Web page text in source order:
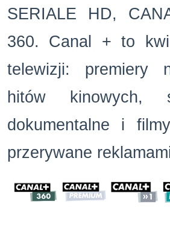
SERIALE HD,
360.
Canal + to
telewizji: premiery
hitów kinowych,
dokumentalne i
przerywane